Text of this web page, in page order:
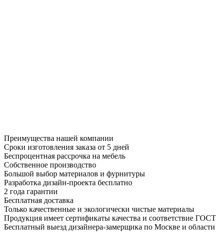
Преимущества нашей компании
Сроки изготовления заказа от 5 дней
Беспроцентная рассрочка на мебель
Собственное производство
Большой выбор материалов и фурнитуры
Разработка дизайн-проекта бесплатно
2 года гарантии
Бесплатная доставка
Только качественные и экологически чистые материалы
Продукция имеет сертификаты качества и соответствие ГОСТ
Бесплатный выезд дизайнера-замерщика по Москве и области